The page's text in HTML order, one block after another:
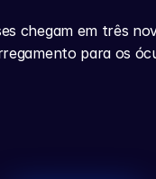
chegam em três
para os